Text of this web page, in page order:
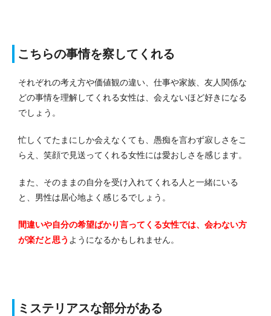
こちらの事情を察してくれる
それぞれの考え方や価値観の違い、仕事や家族、友人関係な
どの事情を理解してくれる女性は、会えないほど好きになる
でしょう。
忙しくてたまにしか会えなくても、愚痴を言わず寂しさをこ
らえ、笑顔で見送ってくれる女性には愛おしさを感じます。
また、そのままの自分を受け入れてくれる人と一緒にいる
と、男性は居心地よく感じるでしょう。
間違いや自分の希望ばかり言ってくる女性では、会わない方
が楽だと思う ようになるかもしれません。
ミステリアスな部分がある